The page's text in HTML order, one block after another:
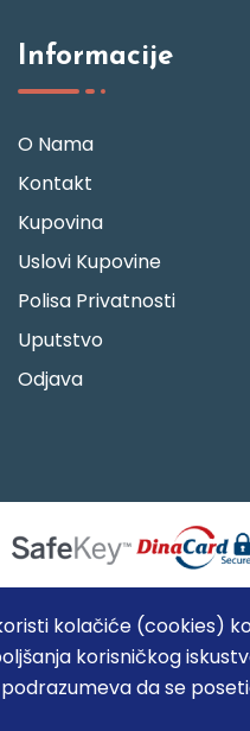
kolačiće (cookies)
korisničkog
da se
Informacije
O Nama
Kontakt
Kupovina
Uslovi Kupovine
Polisa Privatnosti
Uputstvo
Odjava
MB: 20337524
slika i samih cena,